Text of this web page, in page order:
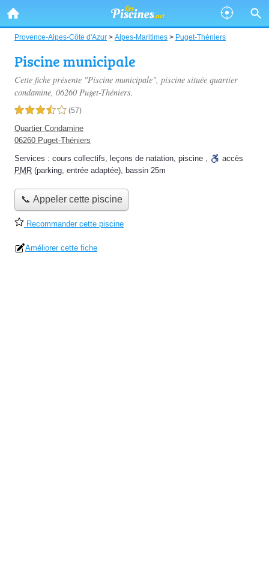
Provence-Alpes-Côte d'Azur > Alpes-Maritimes > Puget-Théniers
Piscine municipale
Cette fiche présente "Piscine municipale", piscine située quartier
condamine, 06260 Puget-Théniers.
3,5 étoiles sur 5 (57)
Quartier Condamine
06260 Puget-Théniers
Services : cours collectifs, leçons de natation, piscine ,
accès
PMR (parking, entrée adaptée), bassin 25m
📞 Appeler cette piscine
Recommander cette piscine
Améliorer cette fiche